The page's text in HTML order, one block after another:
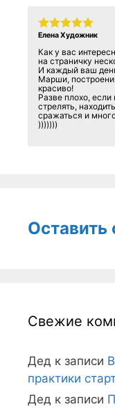
Елена Художник
Как у вас
на страничку
И каждый ваш
Марши,
красиво!
Разве плохо,
стрелять,
сражаться и
)))))))
Оставить
Свежие
Дед к записи
практики
Дед к записи